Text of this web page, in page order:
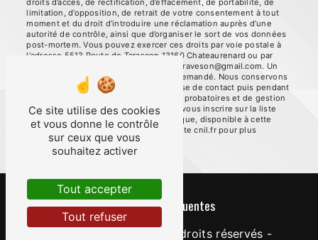
limitation, d’opposition, de retrait de votre consentement à tout
moment et du droit d’introduire une réclamation auprès d’une
autorité de contrôle, ainsi que d’organiser le sort de vos données
post-mortem. Vous pouvez exercer ces droits par voie postale à
l'adresse 5513 Route de Tarascon 13160 Chateaurenard ou par
courrier électronique à l'adresse aftcegraveson@gmail.com. Un
justificatif d'identité pourra vous être demandé. Nous conservons
vos données pendant la période de prise de contact puis pendant
la durée de prescription légale aux fins probatoires et de gestion
des contentieux. Vous avez le droit de vous inscrire sur la liste
d'opposition au démarchage téléphonique, disponible à cette
adresse:
Bloctel.gouv.fr. Consultez le site cnil.fr pour plus
d’informations sur vos droits.
Recherches fréquentes
- 2026 - Tous droits réservés -
Ce site utilise des cookies
et vous donne le contrôle
sur ceux que vous
souhaitez activer
Tout accepter
Tout refuser